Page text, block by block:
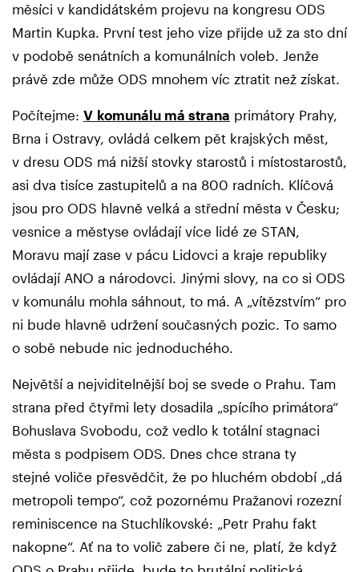
měsíci v kandidátském projevu na kongresu ODS
Martin Kupka. První test jeho vize přijde už za sto dní
v podobě senátních a komunálních voleb. Jenže
právě zde může ODS mnohem víc ztratit než získat.
Počítejme: V komunálu má strana primátory Prahy,
Brna i Ostravy, ovládá celkem pět krajských měst,
v dresu ODS má nižší stovky starostů i místostarostů,
asi dva tisíce zastupitelů a na 800 radních. Klíčová
jsou pro ODS hlavně velká a střední města v Česku;
vesnice a městyse ovládají více lidé ze STAN,
Moravu mají zase v pácu Lidovci a kraje republiky
ovládají ANO a národovci. Jinými slovy, na co si ODS
v komunálu mohla sáhnout, to má. A „vítězstvím“ pro
ni bude hlavně udržení současných pozic. To samo
o sobě nebude nic jednoduchého.
Největší a nejviditelnější boj se svede o Prahu. Tam
strana před čtyřmi lety dosadila „spícího primátora“
Bohuslava Svobodu, což vedlo k totální stagnaci
města s podpisem ODS. Dnes chce strana ty
stejné voliče přesvědčit, že po hluchém období „dá
metropoli tempo“, což pozornému Pražanovi rozezní
reminiscence na Stuchlíkovské: „Petr Prahu fakt
nakopne“. Ať na to volič zabere či ne, platí, že když